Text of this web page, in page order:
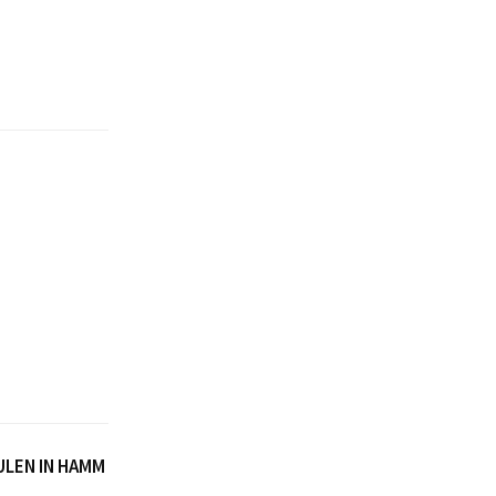
IN HAMM